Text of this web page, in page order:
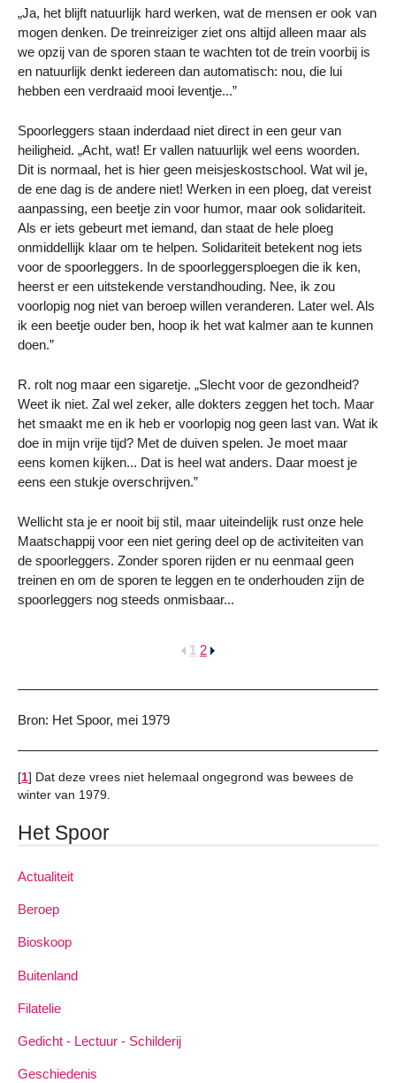
„Ja, het blijft natuurlijk hard werken, wat de mensen er ook van
mogen denken. De treinreiziger ziet ons altijd alleen maar als
we opzij van de sporen staan te wachten tot de trein voorbij is
en natuurlijk denkt iedereen dan automatisch: nou, die lui
hebben een verdraaid mooi leventje...”
Spoorleggers staan inderdaad niet direct in een geur van
heiligheid. „Acht, wat! Er vallen natuurlijk wel eens woorden.
Dit is normaal, het is hier geen meisjeskostschool. Wat wil je,
de ene dag is de andere niet! Werken in een ploeg, dat vereist
aanpassing, een beetje zin voor humor, maar ook solidariteit.
Als er iets gebeurt met iemand, dan staat de hele ploeg
onmiddellijk klaar om te helpen. Solidariteit betekent nog iets
voor de spoorleggers. In de spoorleggersploegen die ik ken,
heerst er een uitstekende verstandhouding. Nee, ik zou
voorlopig nog niet van beroep willen veranderen. Later wel. Als
ik een beetje ouder ben, hoop ik het wat kalmer aan te kunnen
doen.”
R. rolt nog maar een sigaretje. „Slecht voor de gezondheid?
Weet ik niet. Zal wel zeker, alle dokters zeggen het toch. Maar
het smaakt me en ik heb er voorlopig nog geen last van. Wat ik
doe in mijn vrije tijd? Met de duiven spelen. Je moet maar
eens komen kijken... Dat is heel wat anders. Daar moest je
eens een stukje overschrijven.”
Wellicht sta je er nooit bij stil, maar uiteindelijk rust onze hele
Maatschappij voor een niet gering deel op de activiteiten van
de spoorleggers. Zonder sporen rijden er nu eenmaal geen
treinen en om de sporen te leggen en te onderhouden zijn de
spoorleggers nog steeds onmisbaar...
1 2
Bron: Het Spoor, mei 1979
[1] Dat deze vrees niet helemaal ongegrond was bewees de
winter van 1979.
Het Spoor
Actualiteit
Beroep
Bioskoop
Buitenland
Filatelie
Gedicht - Lectuur - Schilderij
Geschiedenis